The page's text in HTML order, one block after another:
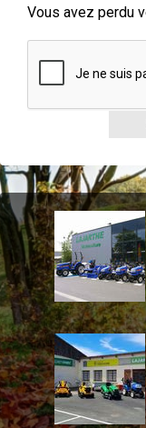
Vous avez perdu